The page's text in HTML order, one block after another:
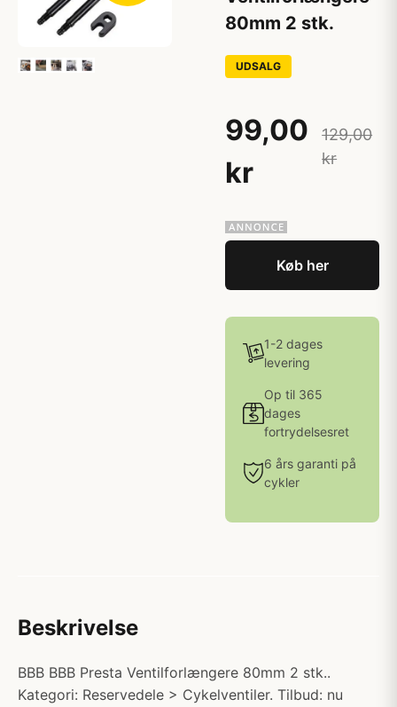
80mm 2 stk.
UDSALG
99,00
kr
129,00
kr
Køb her
1-2 dages
levering
Op til 365
dages
fortrydelsesret
6 års garanti på
cykler
Beskrivelse
BBB BBB Presta Ventilforlængere 80mm 2 stk..
Kategori: Reservedele > Cykelventiler. Tilbud: nu